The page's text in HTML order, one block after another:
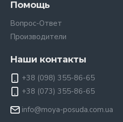
Помощь
Вопрос-Ответ
Производители
Наши контакты
+38 (098) 355-86-65
+38 (073) 355-86-65
info@moya-posuda.com.ua